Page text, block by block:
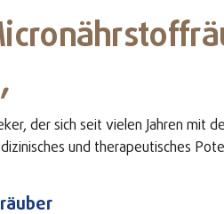
der sich seit vielen Jahren
und therapeutisches